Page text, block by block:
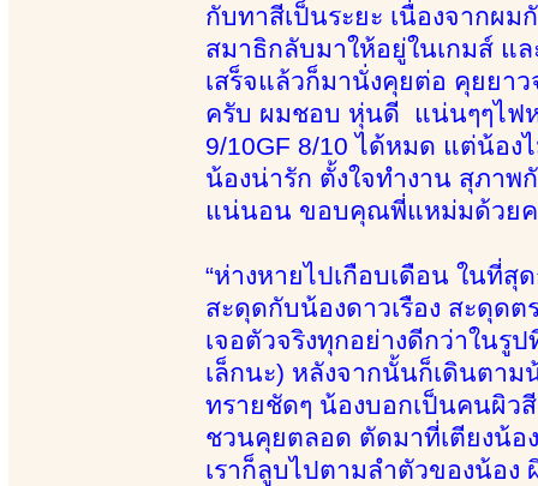
กับทาสีเป็นระยะ เนื่องจากผ
สมาธิกลับมาให้อยู่ในเกมส์ แ
เสร็จแล้วก็มานั่งคุยต่อ คุยยา
ครับ ผมชอบ หุ่นดี แน่นๆๆไฟ
9/10GF 8/10 ได้หมด แต่น้อง
น้องน่ารัก ตั้งใจทำงาน สุภา
แน่นอน ขอบคุณพี่แหม่มด้วยค
“ห่างหายไปเกือบเดือน ในที่
สะดุดกับน้องดาวเรือง สะดุด
เจอตัวจริงทุกอย่างดีกว่าในรู
เล็กนะ) หลังจากนั้นก็เดินตา
ทรายชัดๆ น้องบอกเป็นคนผิว
ชวนคุยตลอด ตัดมาที่เตียงน้อ
เราก็ลูบไปตามลำตัวของน้อง